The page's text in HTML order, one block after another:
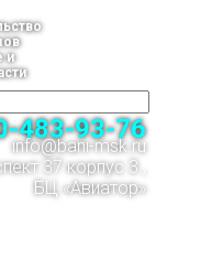
и
483-93-76
info@bani-msk.ru
37 корпус 3 ,
БЦ «Авиатор»